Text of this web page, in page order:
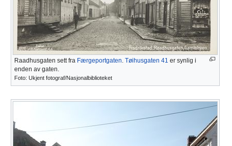
Raadhusgaten sett fra Færgeportgaten. Tøihusgaten 41 er synlig i
enden av gaten.
Foto: Ukjent fotograf/Nasjonalbiblioteket